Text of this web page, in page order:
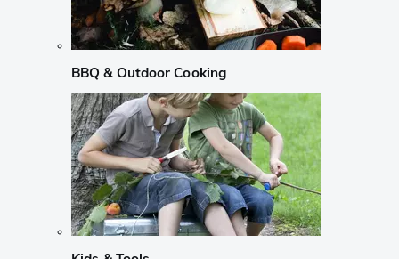
BBQ & Outdoor Cooking